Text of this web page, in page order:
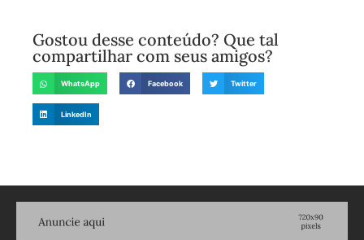
Gostou desse conteúdo? Que tal
compartilhar com seus amigos?
WhatsApp Facebook Twitter
LinkedIn